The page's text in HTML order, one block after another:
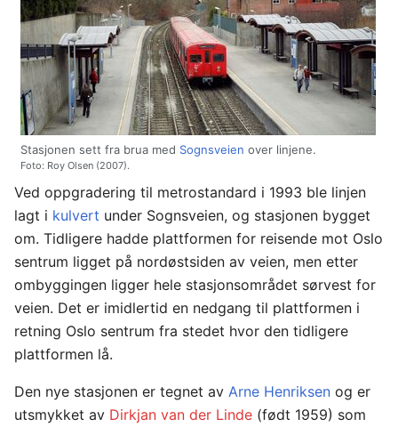
Stasjonen sett fra brua med Sognsveien over linjene.
Foto: Roy Olsen (2007).
Ved oppgradering til metrostandard i 1993 ble linjen
lagt i kulvert under Sognsveien, og stasjonen bygget
om. Tidligere hadde plattformen for reisende mot Oslo
sentrum ligget på nordøstsiden av veien, men etter
ombyggingen ligger hele stasjonsområdet sørvest for
veien. Det er imidlertid en nedgang til plattformen i
retning Oslo sentrum fra stedet hvor den tidligere
plattformen lå.
Den nye stasjonen er tegnet av Arne Henriksen og er
utsmykket av Dirkjan van der Linde (født 1959) som